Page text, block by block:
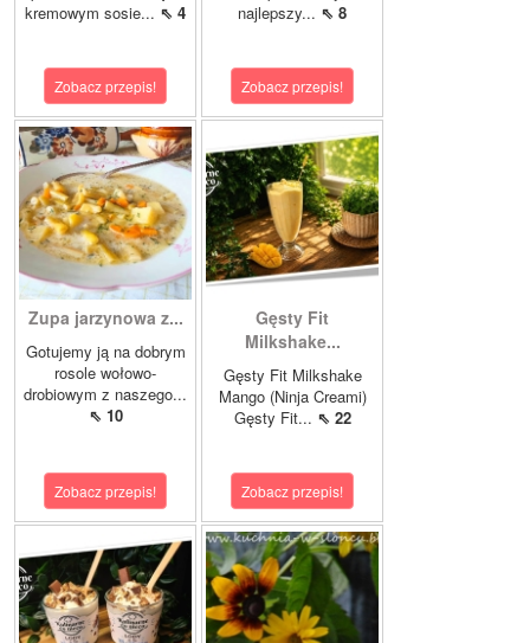
kremowym sosie... ⇖ 4
Zobacz przepis!
najlepszy... ⇖ 8
Zobacz przepis!
Zupa jarzynowa z...
Gotujemy ją na dobrym
rosole wołowo-
drobiowym z naszego...
⇖ 10
Zobacz przepis!
Gęsty Fit
Milkshake...
Gęsty Fit Milkshake
Mango (Ninja Creami)
Gęsty Fit... ⇖ 22
Zobacz przepis!